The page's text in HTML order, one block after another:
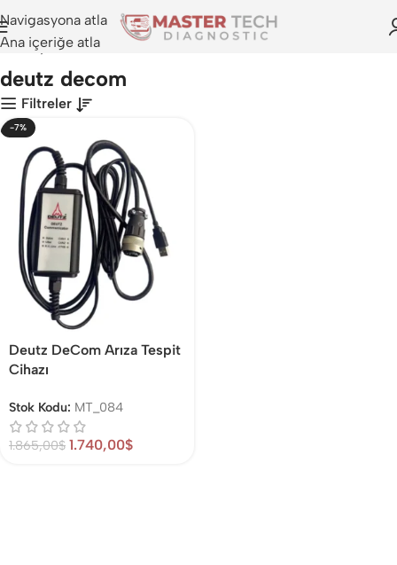
Navigasyona atla
Ana içeriğe atla
Anasayfa>deutz decom
deutz decom
Filtreler
-7%
Deutz DeCom Arıza Tespit
Cihazı
Stok Kodu: MT_084
1.865,00$ 1.740,00$